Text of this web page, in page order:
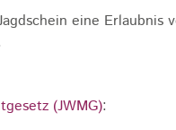
eine
(JWMG):